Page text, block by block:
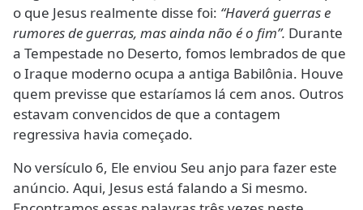
o que Jesus realmente disse foi: “Haverá guerras e
rumores de guerras, mas ainda não é o fim”. Durante
a Tempestade no Deserto, fomos lembrados de que
o Iraque moderno ocupa a antiga Babilônia. Houve
quem previsse que estaríamos lá cem anos. Outros
estavam convencidos de que a contagem
regressiva havia começado.
No versículo 6, Ele enviou Seu anjo para fazer este
anúncio. Aqui, Jesus está falando a Si mesmo.